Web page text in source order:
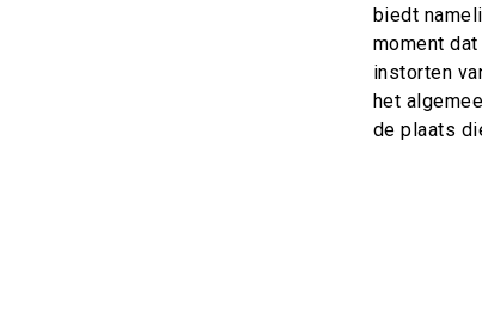
biedt
moment
instorten
het
de plaats